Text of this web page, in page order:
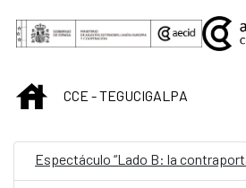
Saltar al contenido principal
INICIOCCE - TEGUCIGALPA
Espectáculo “Lado B: la